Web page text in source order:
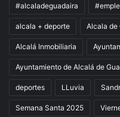
#alcaladeguadaira
alcala + deporte Alcala de
Alcalá Inmobiliaria
Ayuntamiento de Alcalá de
deportes LLuvia
Semana Santa 2025